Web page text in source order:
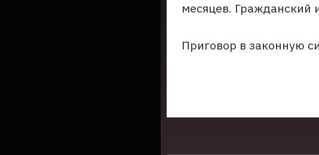
месяцев.
Приговор в законную